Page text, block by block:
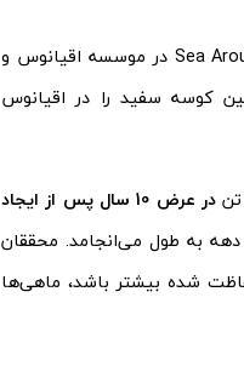
تیمی از محققان مرکز تنوع زیستی دانشگاه بریتیش کلمبیا و پروژه Sea Around Us در موسسه اقیانوس و
کوسه سفید را در اقیانوس
تن
در عرض 10 سال پس از ایجاد
دهه به طول می‌انجامد. محققان
شده بیشتر باشد، ماهی‌ها